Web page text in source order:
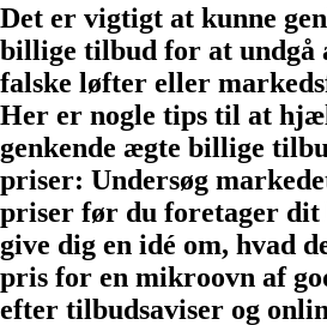
Det er vigtigt at kunne
billige tilbud for at undgå
falske løfter eller
Her er nogle tips til at
genkende ægte billige
priser: Undersøg
priser før du foretager dit
give dig en idé om, hvad
pris for en mikroovn af
efter tilbudsaviser og